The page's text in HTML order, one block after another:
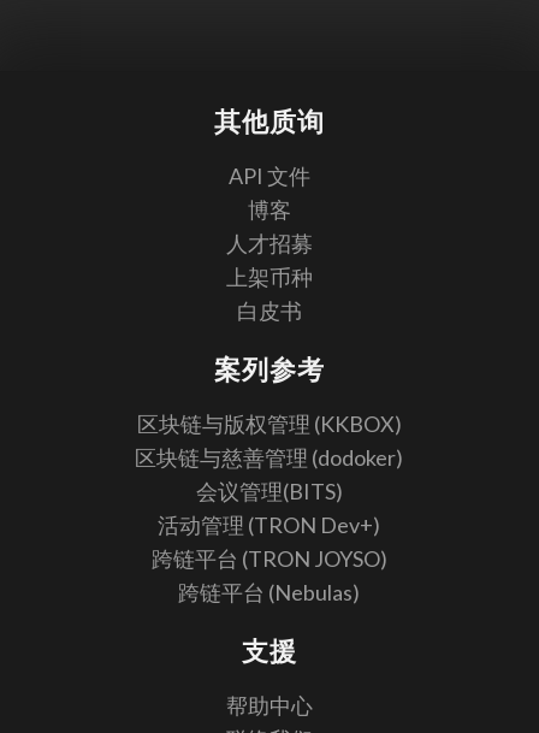
其他质询
API 文件
博客
人才招募
上架币种
白皮书
案列参考
区块链与版权管理 (KKBOX)
区块链与慈善管理 (dodoker)
会议管理(BITS)
活动管理 (TRON Dev+)
跨链平台 (TRON JOYSO)
跨链平台 (Nebulas)
支援
帮助中心